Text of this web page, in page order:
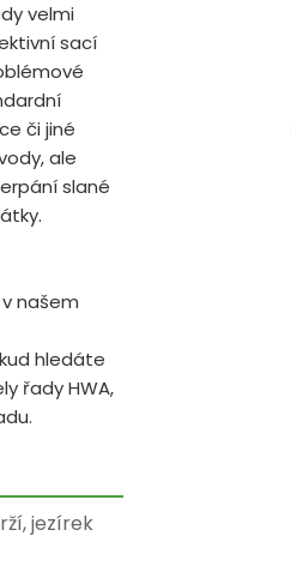
velmi
sací
či jiné
ale
slané
našem
hledáte
řady HWA,
jezírek